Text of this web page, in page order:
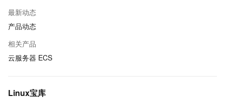
最新动态
产品动态
相关产品
云服务器 ECS
Linux宝库